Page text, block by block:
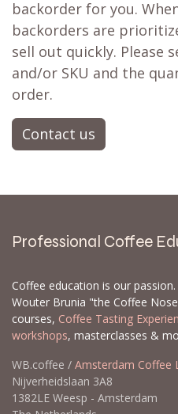
backorder for you.
backorders are
sell out quickly. Please
and/or SKU and the
order.
Contact us
Professional Coffee
Coffee education is our
Wouter Brunia "the Coffee
courses, Coffee Tasting
workshops, masterclasses &
WB.coffee / Amsterdam Coffee
Nijverheidslaan 3A8
1382LE Weesp - Amsterdam